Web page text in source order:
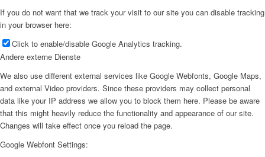
If you do not want that we track your visit to our site you can disable tracking
in your browser here:
Click to enable/disable Google Analytics tracking.
Andere externe Dienste
We also use different external services like Google Webfonts, Google Maps,
and external Video providers. Since these providers may collect personal
data like your IP address we allow you to block them here. Please be aware
that this might heavily reduce the functionality and appearance of our site.
Changes will take effect once you reload the page.
Google Webfont Settings: